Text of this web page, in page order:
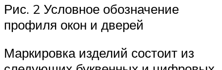
Рис. 2 Условное обозначение
профиля окон и дверей
Маркировка изделий состоит из